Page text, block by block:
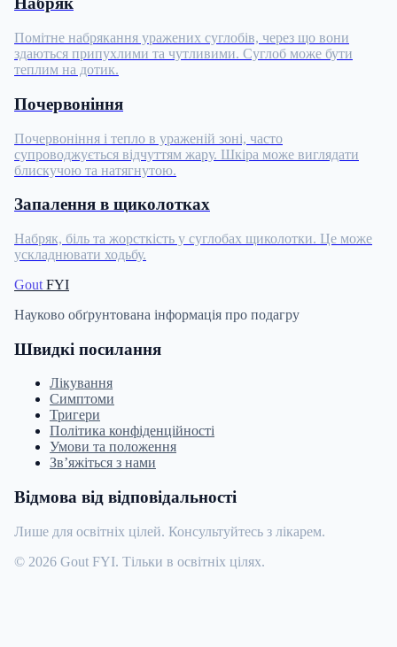
Помітне набрякання уражених суглобів, через що вони
здаються припухлими та чутливими. Суглоб може бути
теплим на дотик.
Почервоніння
Почервоніння і тепло в ураженій зоні, часто
супроводжується відчуттям жару. Шкіра може виглядати
блискучою та натягнутою.
Запалення в щиколотках
Набряк, біль та жорсткість у суглобах щиколотки. Це може
ускладнювати ходьбу.
Gout FYI
Науково обґрунтована інформація про подагру
Швидкі посилання
Лікування
Симптоми
Тригери
Політика конфіденційності
Умови та положення
Зв’яжіться з нами
Відмова від відповідальності
Лише для освітніх цілей. Консультуйтесь з лікарем.
© 2026 Gout FYI. Тільки в освітніх цілях.